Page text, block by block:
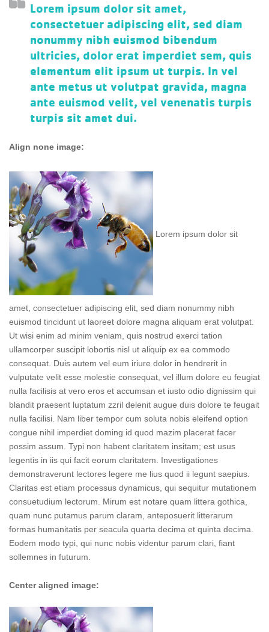
Lorem ipsum dolor sit amet,
consectetuer adipiscing elit, sed diam
nonummy nibh euismod bibendum
ultricies, dolor erat imperdiet sem, quis
elementum elit ipsum ut turpis. In vel
ante metus ut volutpat gravida, magna
ante euismod velit, vel venenatis turpis
turpis sit amet dui.
Align none image:
Lorem ipsum dolor sit
amet, consectetuer adipiscing elit, sed diam nonummy nibh
euismod tincidunt ut laoreet dolore magna aliquam erat volutpat.
Ut wisi enim ad minim veniam, quis nostrud exerci tation
ullamcorper suscipit lobortis nisl ut aliquip ex ea commodo
consequat. Duis autem vel eum iriure dolor in hendrerit in
vulputate velit esse molestie consequat, vel illum dolore eu feugiat
nulla facilisis at vero eros et accumsan et iusto odio dignissim qui
blandit praesent luptatum zzril delenit augue duis dolore te feugait
nulla facilisi. Nam liber tempor cum soluta nobis eleifend option
congue nihil imperdiet doming id quod mazim placerat facer
possim assum. Typi non habent claritatem insitam; est usus
legentis in iis qui facit eorum claritatem. Investigationes
demonstraverunt lectores legere me lius quod ii legunt saepius.
Claritas est etiam processus dynamicus, qui sequitur mutationem
consuetudium lectorum. Mirum est notare quam littera gothica,
quam nunc putamus parum claram, anteposuerit litterarum
formas humanitatis per seacula quarta decima et quinta decima.
Eodem modo typi, qui nunc nobis videntur parum clari, fiant
sollemnes in futurum.
Center aligned image: